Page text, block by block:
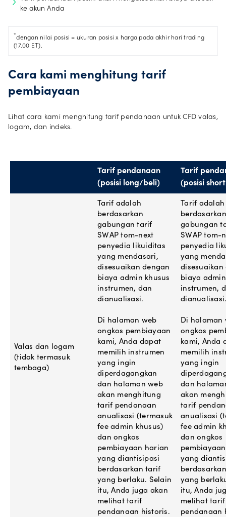
ke akun Anda
*dengan nilai posisi = ukuran posisi x harga pada akhir hari trading
(17.00 ET).
Cara kami menghitung tarif
pembiayaan
Lihat cara kami menghitung tarif pendanaan untuk CFD valas,
logam, dan indeks.
Tarif pendanaan
(posisi long/beli)
Tarif
(posisi
Valas dan logam
(tidak termasuk
tembaga)
Tarif adalah
berdasarkan
gabungan tarif
SWAP tom-next
penyedia likuiditas
yang mendasari,
disesuaikan dengan
biaya admin khusus
instrumen, dan
dianualisasi.
Di halaman web
ongkos pembiayaan
kami, Anda dapat
memilih instrumen
yang ingin
diperdagangkan
dan halaman web
akan menghitung
tarif pendanaan
anualisasi (termasuk
fee admin khusus)
dan ongkos
pembiayaan harian
yang diantisipasi
berdasarkan tarif
yang berlaku. Selain
itu, Anda juga akan
melihat tarif
pendanaan historis.
Tarif adalah
berdasarkan
gabungan
SWAP tom-
penyedia
yang
disesuaikan
biaya
instrumen,
Di halaman
ongkos
kami, Anda
memilih
yang ingin
dan
akan
tarif
anualisasi
fee admin
dan ongkos
yang
yang
itu, Anda
melihat tarif
pendanaan